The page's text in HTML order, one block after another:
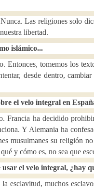
Las religiones solo
libertad.
islámico...
Entonces, tomemos los
desde dentro,
el velo integral en
Francia ha decidido
Y Alemania ha
musulmanes su religión
y cómo es, no sea que
el velo integral, ¿hay
esclavitud, muchos